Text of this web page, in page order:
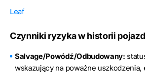
Leaf
Czynniki ryzyka w historii
Salvage/Powódź/Odbudowany:
wskazujący na poważne uszkodzenia,